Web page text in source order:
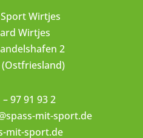
Wirtjes
Wirtjes
2
(Ostfriesland)
97 91 93 2
mit-sport.de
mit-sport.de